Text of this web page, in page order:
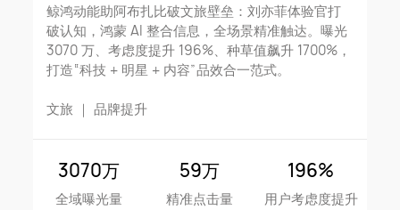
鲸鸿动能助阿布扎比破文旅壁垒：刘亦菲体验官打
破认知，鸿蒙 AI 整合信息，全场景精准触达。曝光
3070 万、考虑度提升 196%、种草值飙升 1700%，
打造“科技 + 明星 + 内容”品效合一范式。
文旅 ｜品牌提升
3070万
全域曝光量
59万
精准点击量
196%
用户考虑度提升